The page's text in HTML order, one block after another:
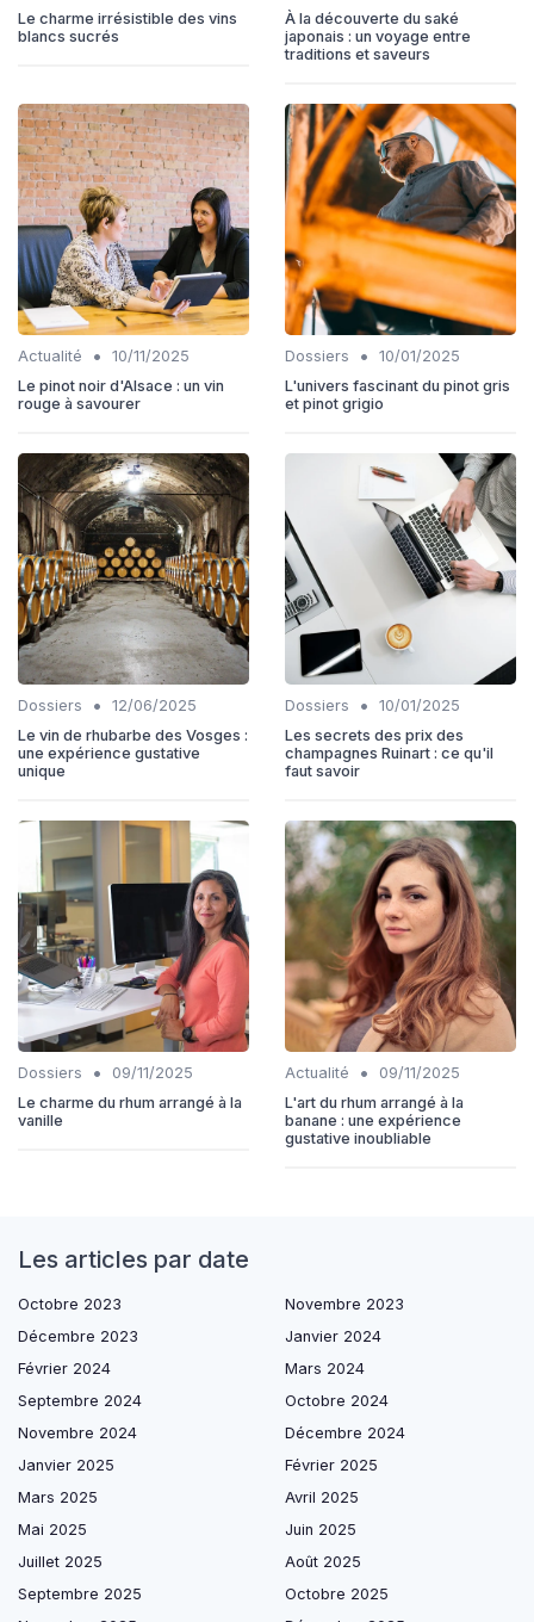
Le charme irrésistible des vins
blancs sucrés
À la découverte du saké
japonais : un voyage entre
traditions et saveurs
Actualité •
10/11/2025
Le pinot noir d'Alsace : un vin
rouge à savourer
Dossiers •
10/01/2025
L'univers fascinant du pinot gris
et pinot grigio
Dossiers •
12/06/2025
Le vin de rhubarbe des Vosges :
une expérience gustative
unique
Dossiers •
10/01/2025
Les secrets des prix des
champagnes Ruinart : ce qu'il
faut savoir
Dossiers •
09/11/2025
Le charme du rhum arrangé à la
vanille
Actualité •
09/11/2025
L'art du rhum arrangé à la
banane : une expérience
gustative inoubliable
Les articles par date
Octobre 2023
Novembre 2023
Décembre 2023
Janvier 2024
Février 2024
Mars 2024
Septembre 2024
Octobre 2024
Novembre 2024
Décembre 2024
Janvier 2025
Février 2025
Mars 2025
Avril 2025
Mai 2025
Juin 2025
Juillet 2025
Août 2025
Septembre 2025
Octobre 2025